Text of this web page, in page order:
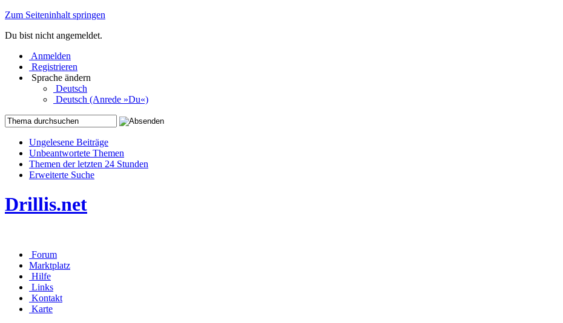
Zum Seiteninhalt springen
Du bist nicht angemeldet.
Anmelden
Registrieren
Sprache ändern
Deutsch
Deutsch (Anrede »Du«)
Ungelesene Beiträge
Unbeantwortete Themen
Themen der letzten 24 Stunden
Erweiterte Suche
Drillis.net
Forum
Marktplatz
Hilfe
Links
Kontakt
Karte